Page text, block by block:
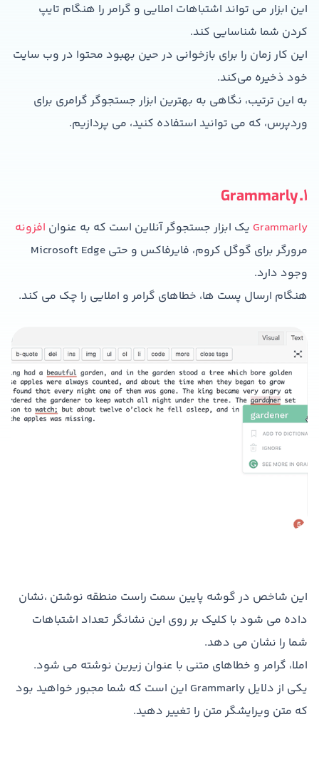
این ابزار می تواند اشتباهات املایی و گرامر را هنگام تایپ
کردن شما شناسایی کند.
این کار زمان را برای بازخوانی در حین بهبود محتوا در وب سایت
خود ذخیره می‌کند.
به این ترتیب، نگاهی به بهترین ابزار جستجوگر گرامری برای
وردپرس، که می توانید استفاده کنید، می پردازیم.
1. Grammarly
Grammarly یک ابزار جستجوگر آنلاین است که به عنوان افزونه
مرورگر برای گوگل کروم، فایرفاکس و حتی Microsoft Edge
وجود دارد.
هنگام ارسال پست ها، خطاهای گرامر و املایی را چک می کند.
این شاخص در گوشه پایین سمت راست منطقه نوشتن ،نشان
داده می شود با کلیک بر روی این نشانگر تعداد اشتباهات
شما را نشان می دهد.
املا، گرامر و خطاهای متنی با عنوان زیرین نوشته می شود.
یکی از دلایل Grammarly این است که شما مجبور خواهید بود
که متن ویرایشگر متن را تغییر دهید.